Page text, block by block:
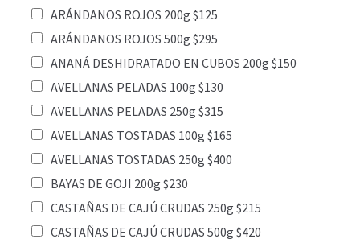
ARÁNDANOS ROJOS 200g $125
ARÁNDANOS ROJOS 500g $295
ANANÁ DESHIDRATADO EN CUBOS 200g $150
AVELLANAS PELADAS 100g $130
AVELLANAS PELADAS 250g $315
AVELLANAS TOSTADAS 100g $165
AVELLANAS TOSTADAS 250g $400
BAYAS DE GOJI 200g $230
CASTAÑAS DE CAJÚ CRUDAS 250g $215
CASTAÑAS DE CAJÚ CRUDAS 500g $420